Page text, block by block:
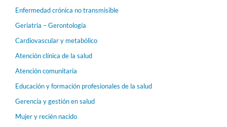
Enfermedad crónica no transmisible
Geriatría – Gerontología
Cardiovascular y metabólico
Atención clínica de la salud
Atención comunitaria
Educación y formación profesionales de la salud
Gerencia y gestión en salud
Mujer y recién nacido